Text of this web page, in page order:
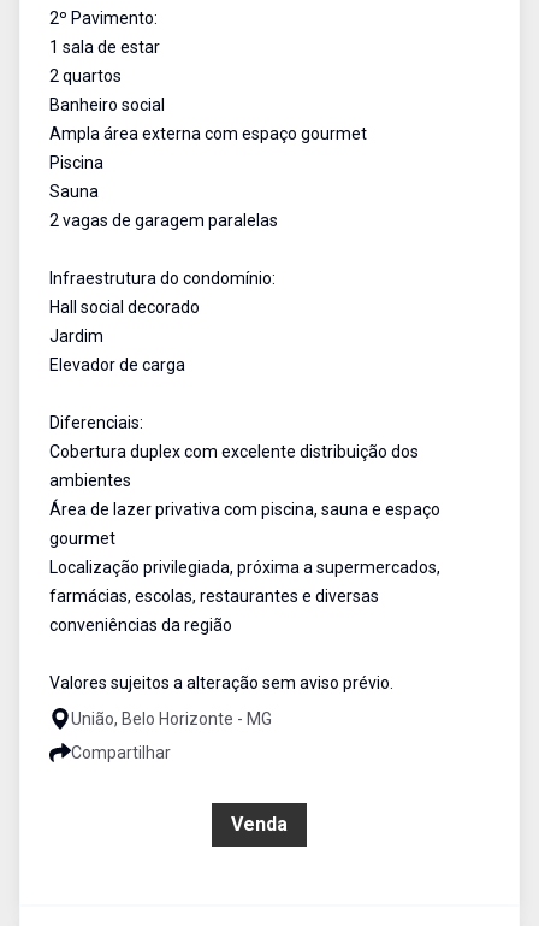
2º Pavimento:
1 sala de estar
2 quartos
Banheiro social
Ampla área externa com espaço gourmet
Piscina
Sauna
2 vagas de garagem paralelas
Infraestrutura do condomínio:
Hall social decorado
Jardim
Elevador de carga
Diferenciais:
Cobertura duplex com excelente distribuição dos
ambientes
Área de lazer privativa com piscina, sauna e espaço
gourmet
Localização privilegiada, próxima a supermercados,
farmácias, escolas, restaurantes e diversas
conveniências da região
Valores sujeitos a alteração sem aviso prévio.
União, Belo Horizonte - MG
Compartilhar
Venda